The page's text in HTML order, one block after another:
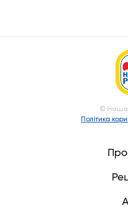
© Наша
Політика